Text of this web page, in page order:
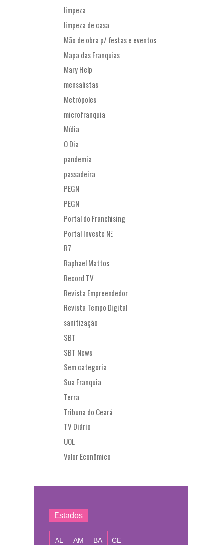
limpeza
limpeza de casa
Mão de obra p/ festas e eventos
Mapa das Franquias
Mary Help
mensalistas
Metrópoles
microfranquia
Mídia
O Dia
pandemia
passadeira
PEGN
PEGN
Portal do Franchising
Portal Investe NE
R7
Raphael Mattos
Record TV
Revista Empreendedor
Revista Tempo Digital
sanitização
SBT
SBT News
Sem categoria
Sua Franquia
Terra
Tribuna do Ceará
TV Diário
UOL
Valor Econômico
Estados
AL AM BA CE